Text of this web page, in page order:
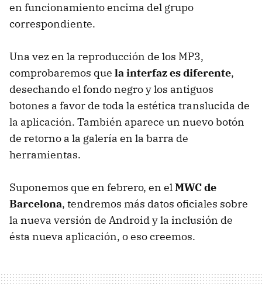
en funcionamiento encima del grupo
correspondiente.
Una vez en la reproducción de los MP3,
comprobaremos que la interfaz es diferente,
desechando el fondo negro y los antiguos
botones a favor de toda la estética translucida de
la aplicación. También aparece un nuevo botón
de retorno a la galería en la barra de
herramientas.
Suponemos que en febrero, en elMWCde
Barcelona, tendremos más datos oficiales sobre
la nueva versión de Android y la inclusión de
ésta nueva aplicación, o eso creemos.